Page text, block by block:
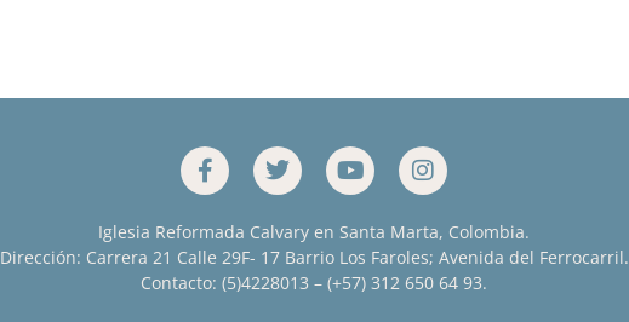
Iglesia Reformada Calvary en Santa Marta, Colombia.
Dirección: Carrera 21 Calle 29F- 17 Barrio Los Faroles; Avenida del Ferrocarril.
Contacto: (5)4228013 – (+57) 312 650 64 93.